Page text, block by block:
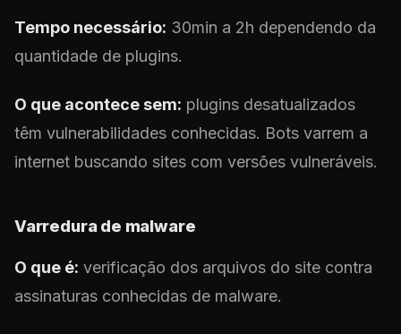
Tempo necessário: 30min a 2h dependendo da
quantidade de plugins.
O que acontece sem: plugins desatualizados
têm vulnerabilidades conhecidas. Bots varrem a
internet buscando sites com versões vulneráveis.
Varredura de malware
O que é: verificação dos arquivos do site contra
assinaturas conhecidas de malware.